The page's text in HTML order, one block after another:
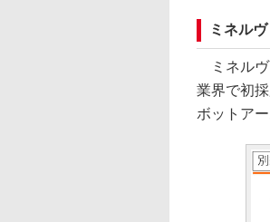
ミネル
ミネルヴ
業界で初
ボットア